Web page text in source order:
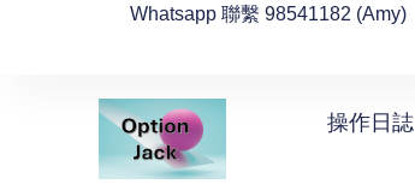
Whatsapp 聯繫 98541182 (Amy)
操作日誌